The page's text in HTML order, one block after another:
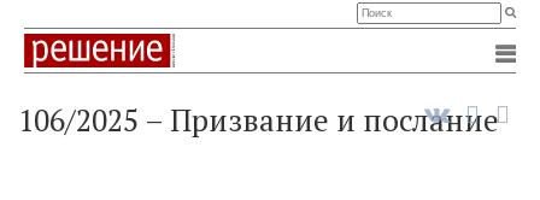
106/2025 – Призвание и послание